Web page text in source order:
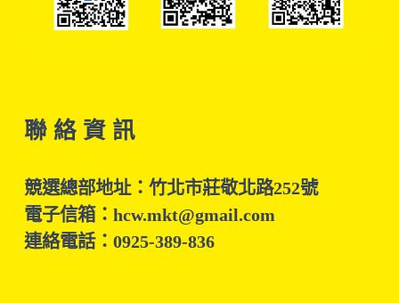
聯 絡 資 訊
競選總部地址：竹北市莊敬北路252號
電子信箱：hcw.mkt@gmail.com
連絡電話：0925-389-836